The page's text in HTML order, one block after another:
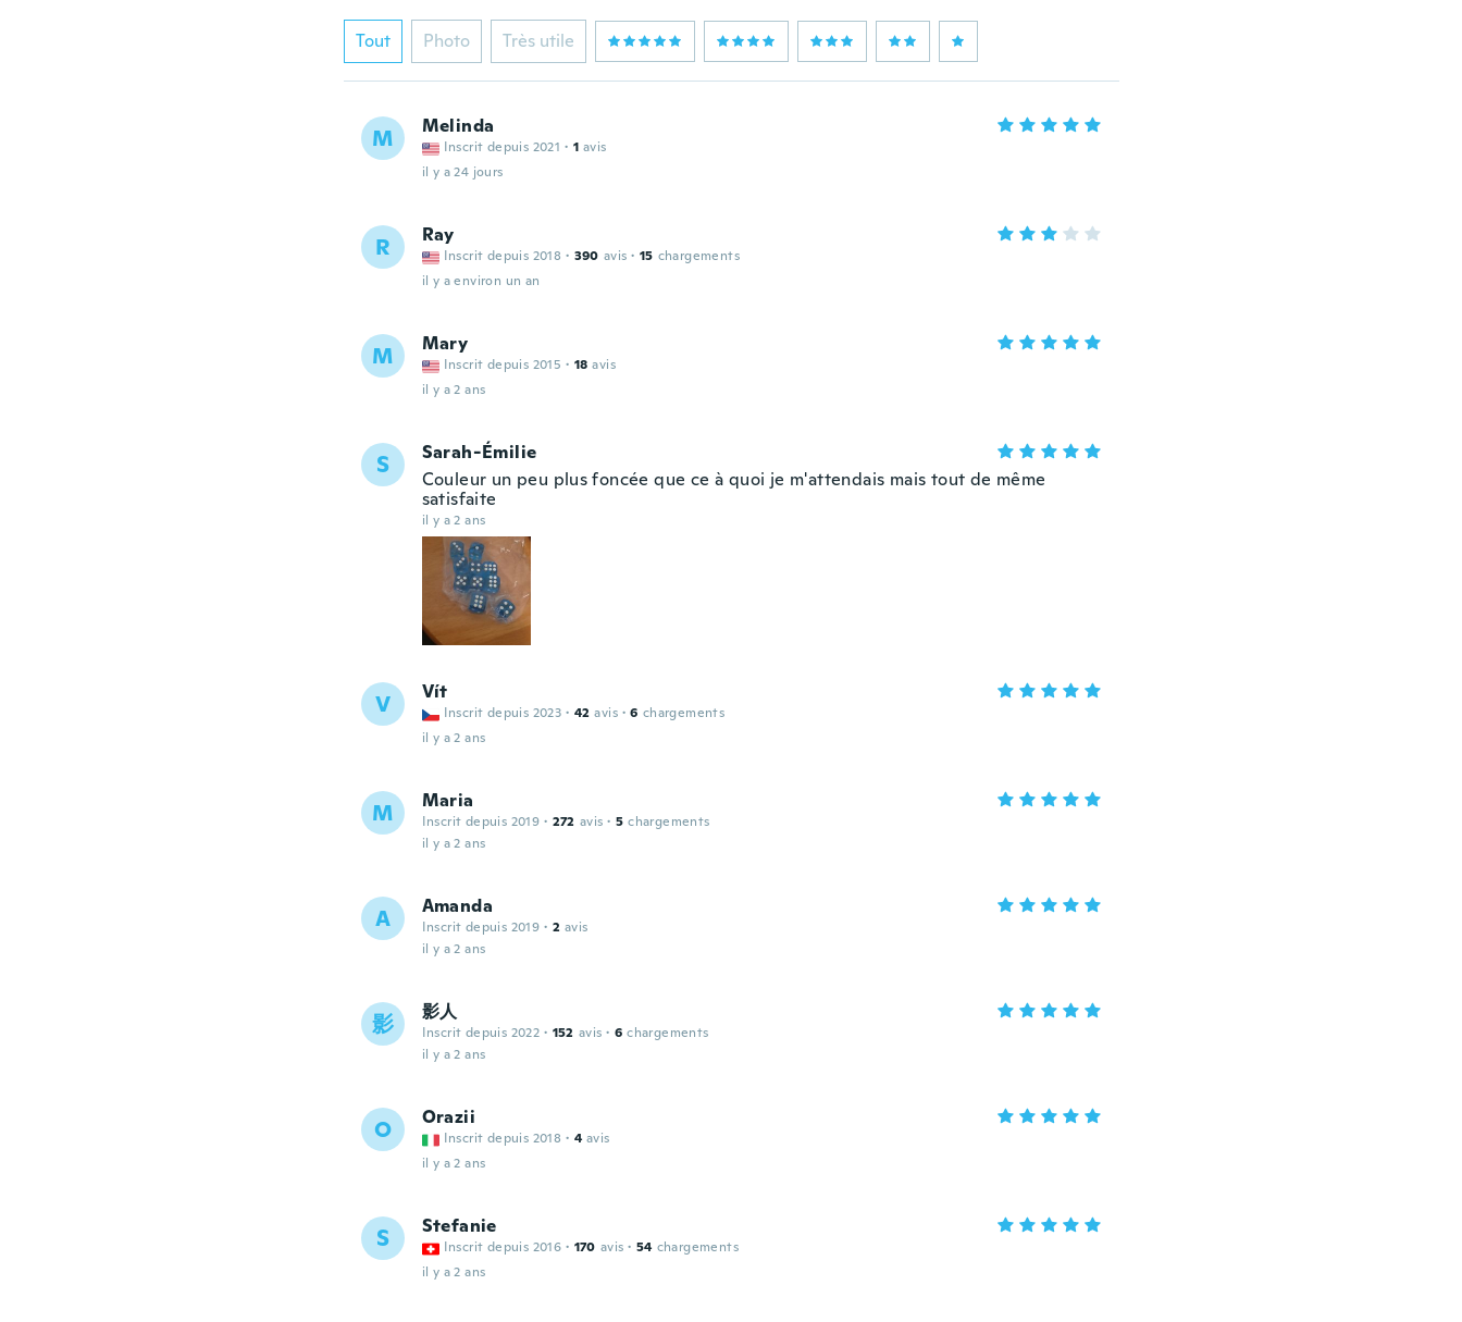
Tout Photo Très utile
M Melinda
Inscrit depuis 2021 · 1 avis
il y a 24 jours
R Ray
Inscrit depuis 2018 · 390 avis · 15 chargements
il y a environ un an
M Mary
Inscrit depuis 2015 · 18 avis
il y a 2 ans
S
Sarah-Émilie
Couleur un peu plus foncée que ce à quoi je m'attendais mais tout de même
satisfaite
il y a 2 ans
V Vít
Inscrit depuis 2023 · 42 avis · 6 chargements
il y a 2 ans
M Maria
Inscrit depuis 2019 · 272 avis · 5 chargements
il y a 2 ans
A Amanda
Inscrit depuis 2019 · 2 avis
il y a 2 ans
影 影人
Inscrit depuis 2022 · 152 avis · 6 chargements
il y a 2 ans
O Orazii
Inscrit depuis 2018 · 4 avis
il y a 2 ans
S Stefanie
Inscrit depuis 2016 · 170 avis · 54 chargements
il y a 2 ans